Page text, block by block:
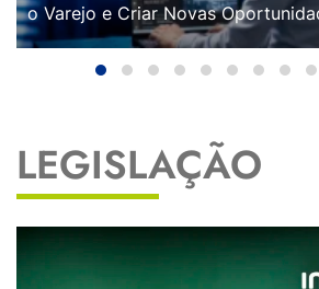
o Varejo e Criar Novas
LEGISLAÇÃO